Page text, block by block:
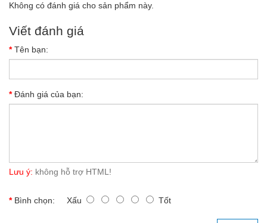
Không có đánh giá cho sản phẩm này.
Viết đánh giá
Tên bạn:
Đánh giá của bạn:
Lưu ý: không hỗ trợ HTML!
Bình chọn: Xấu Tốt